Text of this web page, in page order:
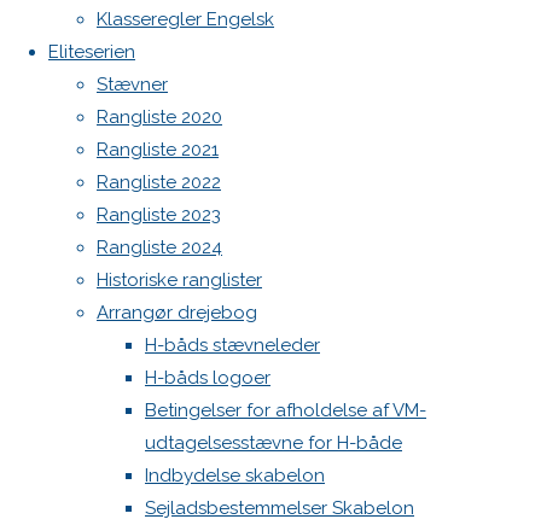
Klasseregler Engelsk
Eliteserien
Stævner
Rangliste 2020
Rangliste 2021
Rangliste 2022
Rangliste 2023
Rangliste 2024
Historiske ranglister
Arrangør drejebog
H-båds stævneleder
H-båds logoer
Betingelser for afholdelse af VM-
udtagelsesstævne for H-både
Indbydelse skabelon
Sejladsbestemmelser Skabelon
Previous
image
Next
image
Skriv
et
svar
Din e-
mailadresse
WordPress.org